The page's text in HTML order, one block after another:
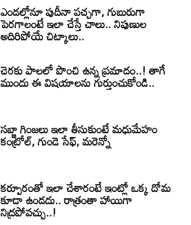
ఎండల్లోనూ పుదీనా పచ్చగా, గుబురుగా
పెరగాలంటే ఇలా చేస్తే చాలు.. నిపుణుల
అదిరిపోయే చిట్కాలు..
చెరకు పాలలో పొంచి ఉన్న ప్రమాదం..! తాగే
ముందు ఈ విషయాలను గుర్తుంచుకోండి..
సబ్జా గింజలు ఇలా తీసుకుంటే మధుమేహం
కంట్రోల్, గుండె సేఫ్, మరెన్నో
కర్పూరంతో ఇలా చేశారంటే ఇంట్లో ఒక్క దోమ
కూడా ఉండదు.. రాత్రంతా హాయిగా
నిద్రపోవచ్చు..!